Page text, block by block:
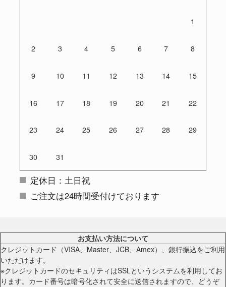
1
2 3 4 5 6 7 8
9 10 11 12 13 14 15
16 17 18 19 20 21 22
23 24 25 26 27 28 29
30 31
定休日：土日祝
ご注文は24時間受付けております
お支払い方法について
クレジットカード（VISA、Master、JCB、Amex）、銀行振込をご利用
いただけます。
※クレジットカードのセキュリティはSSLというシステムを利用してお
ります。カード番号は暗号化されて安全に送信されますので、どうぞ